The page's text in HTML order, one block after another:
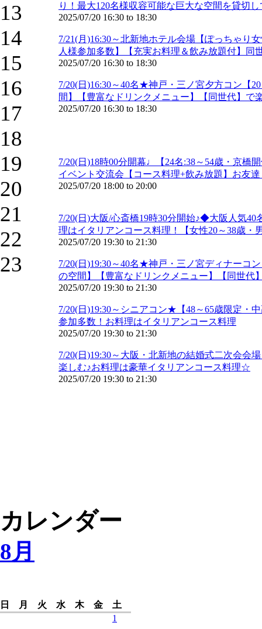
13
14
15
16
17
18
19
20
21
22
23
り！最大120名様収容可能な巨大な空間を貸切
2025/07/20 16:30 to 18:30
7/21(月)16:30～北新地ホテル会場【ぽっちゃ
人様参加多数】【充実お料理＆飲み放題付】同
2025/07/20 16:30 to 18:30
7/20(日)16:30～40名★神戸・三ノ宮夕方コン【
間】【豊富なドリンクメニュー】【同世代】で
2025/07/20 16:30 to 18:30
7/20(日)18時00分開幕♩【24名:38～54歳・京橋
イベント交流会【コース料理+飲み放題】お友
2025/07/20 18:00 to 20:00
7/20(日)大阪/心斎橋19時30分開始♪◆大阪人気
理はイタリアンコース料理！【女性20～38歳・
2025/07/20 19:30 to 21:30
7/20(日)19:30～40名★神戸・三ノ宮ディナーコ
の空間】【豊富なドリンクメニュー】【同世代
2025/07/20 19:30 to 21:30
7/20(日)19:30～シニアコン★【48～65歳限定
参加多数！お料理はイタリアンコース料理
2025/07/20 19:30 to 21:30
7/20(日)19:30～大阪・北新地の結婚式二次会会
楽しむ♪お料理は豪華イタリアンコース料理☆
2025/07/20 19:30 to 21:30
カレンダー
8月
日 月 火 水 木 金
土
1